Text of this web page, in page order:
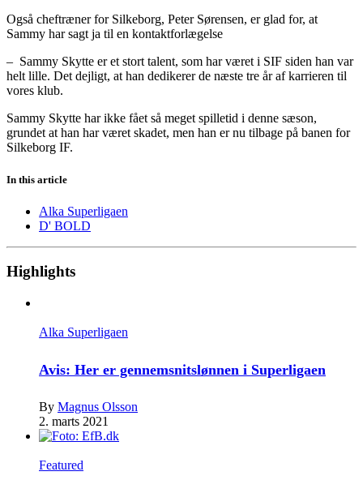
Også cheftræner for Silkeborg, Peter Sørensen, er glad for, at
Sammy har sagt ja til en kontaktforlægelse
– Sammy Skytte er et stort talent, som har været i SIF siden han var
helt lille. Det dejligt, at han dedikerer de næste tre år af karrieren til
vores klub.
Sammy Skytte har ikke fået så meget spilletid i denne sæson,
grundet at han har været skadet, men han er nu tilbage på banen for
Silkeborg IF.
In this article
Alka Superligaen
D' BOLD
Highlights
Alka Superligaen
Avis: Her er gennemsnitslønnen i Superligaen
By Magnus Olsson
2. marts 2021
Featured